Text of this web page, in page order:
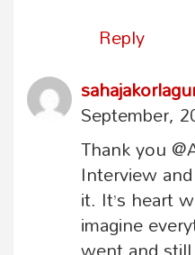
Reply
September,
Thank you
Interview
it. It’s heart
imagine